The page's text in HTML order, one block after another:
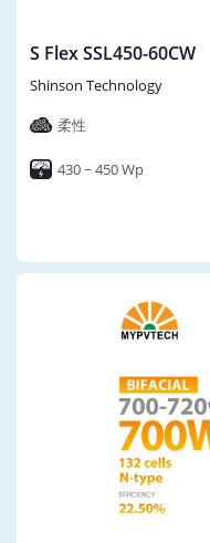
S Flex SSL450-60CW
Shinson Technology
柔性
430 ~ 450 Wp